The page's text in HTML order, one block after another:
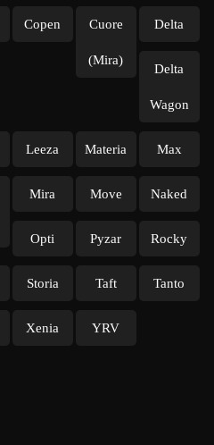
Copen Cuore
(Mira)
Delta
Delta
Wagon
Leeza Materia Max
Mira Move Naked
Opti Pyzar Rocky
Storia Taft Tanto
Xenia YRV